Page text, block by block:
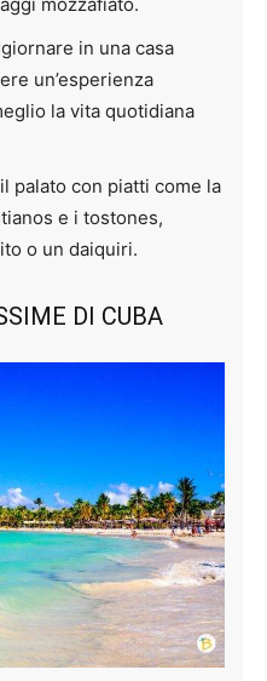
mozzafiato.
in una casa
un’esperienza
la vita quotidiana
palato con piatti come la
e i tostones,
o un daiquiri.
DI CUBA